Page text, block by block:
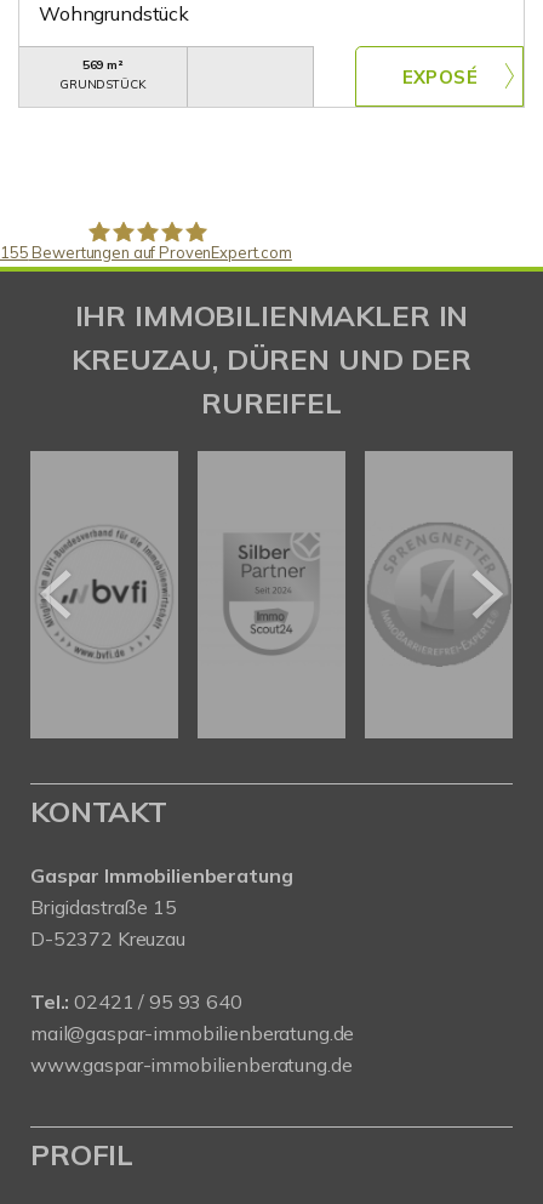
Wohngrundstück
569 m²
GRUNDSTÜCK
Gaspar Immobilienberatung
155 Bewertungen auf ProvenExpert.com
IHR IMMOBILIENMAKLER IN
KREUZAU, DÜREN UND DER
RUREIFEL
KONTAKT
Gaspar Immobilienberatung
Brigidastraße 15
D-52372 Kreuzau
Tel.: 02421 / 95 93 640
mail@gaspar-immobilienberatung.de
www.gaspar-immobilienberatung.de
PROFIL